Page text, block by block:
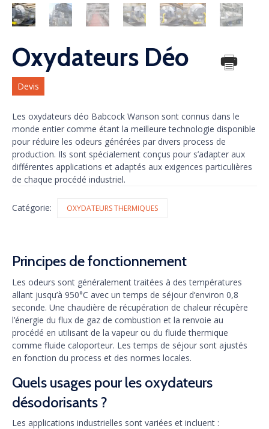
Oxydateurs Déo
Devis
Les oxydateurs déo Babcock Wanson sont connus dans le
monde entier comme étant la meilleure technologie disponible
pour réduire les odeurs générées par divers process de
production. Ils sont spécialement conçus pour s’adapter aux
différentes applications et adaptés aux exigences particulières
de chaque procédé industriel.
Catégorie: OXYDATEURS THERMIQUES
Principes de fonctionnement
Les odeurs sont généralement traitées à des températures
allant jusqu’à 950°C avec un temps de séjour d’environ 0,8
seconde. Une chaudière de récupération de chaleur récupère
l’énergie du flux de gaz de combustion et la renvoie au
procédé en utilisant de la vapeur ou du fluide thermique
comme fluide caloporteur. Les temps de séjour sont ajustés
en fonction du process et des normes locales.
Quels usages pour les oxydateurs
désodorisants ?
Les applications industrielles sont variées et incluent :